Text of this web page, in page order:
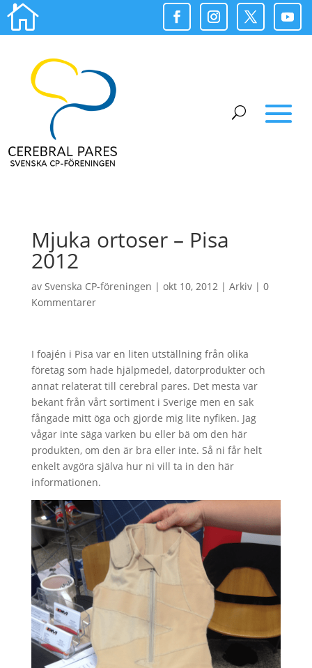

Mjuka ortoser – Pisa
2012
av Svenska CP-föreningen | okt 10, 2012| Arkiv| 0
Kommentarer
I foajén i Pisa var en liten utställning från olika
företag som hade hjälpmedel, datorprodukter och
annat relaterat till cerebral pares. Det mesta var
bekant från vårt sortiment i Sverige men en sak
fångade mitt öga och gjorde mig lite nyfiken. Jag
vågar inte säga varken bu eller bä om den här
produkten, om den är bra eller inte. Så ni får helt
enkelt avgöra själva hur ni vill ta in den här
informationen.